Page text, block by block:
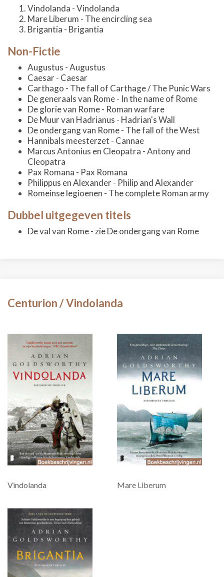
Vindolanda - Vindolanda
Mare Liberum - The encircling sea
Brigantia - Brigantia
Non-Fictie
Augustus - Augustus
Caesar - Caesar
Carthago - The fall of Carthage / The Punic Wars
De generaals van Rome - In the name of Rome
De glorie van Rome - Roman warfare
De Muur van Hadrianus - Hadrian's Wall
De ondergang van Rome - The fall of the West
Hannibals meesterzet - Cannae
Marcus Antonius en Cleopatra - Antony and
Cleopatra
Pax Romana - Pax Romana
Philippus en Alexander - Philip and Alexander
Romeinse legioenen - The complete Roman army
Dubbel uitgegeven titels
De val van Rome - zie De ondergang van Rome
Centurion / Vindolanda
Vindolanda Mare Liberum